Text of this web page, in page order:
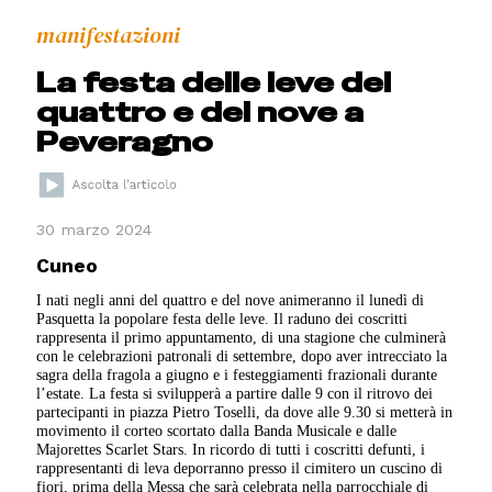
manifestazioni
La festa delle leve del
quattro e del nove a
Peveragno
30 marzo 2024
Cuneo
I nati negli anni del quattro e del nove animeranno il lunedì di
Pasquetta la popolare festa delle leve. Il raduno dei coscritti
rappresenta il primo appuntamento, di una stagione che culminerà
con le celebrazioni patronali di settembre, dopo aver intrecciato la
sagra della fragola a giugno e i festeggiamenti frazionali durante
l’estate. La festa si svilupperà a partire dalle 9 con il ritrovo dei
partecipanti in piazza Pietro Toselli, da dove alle 9.30 si metterà in
movimento il corteo scortato dalla Banda Musicale e dalle
Majorettes Scarlet Stars. In ricordo di tutti i coscritti defunti, i
rappresentanti di leva deporranno presso il cimitero un cuscino di
fiori, prima della Messa che sarà celebrata nella parrocchiale di